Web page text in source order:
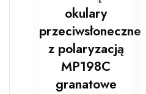
okulary
przeciwsłoneczne
z polaryzacją
MP198C
granatowe